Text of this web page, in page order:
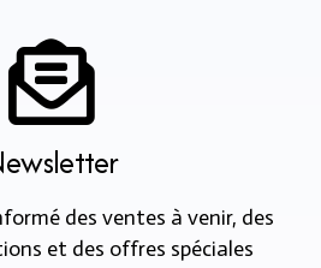
des ventes à venir, des
et des offres spéciales